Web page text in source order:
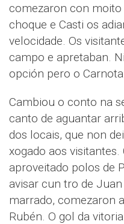
comezaron con
choque e Casti os
velocidade. Os
campo e apretaban.
opción pero o
Cambiou o conto na
canto de aguantar
dos locais, que non
xogado aos
aproveitado polos de
avisar cun tro de
marrado, comezaron
Rubén. O gol da